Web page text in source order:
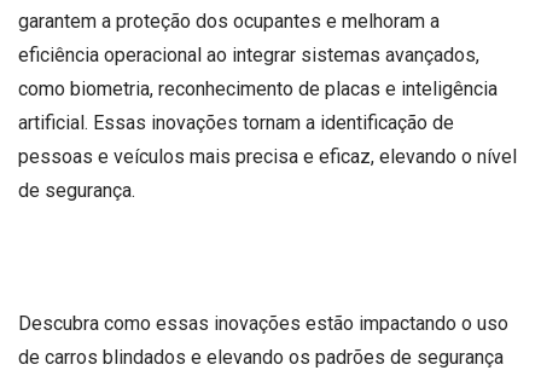
garantem a proteção dos ocupantes e melhoram a
eficiência operacional ao integrar sistemas avançados,
como biometria, reconhecimento de placas e inteligência
artificial. Essas inovações tornam a identificação de
pessoas e veículos mais precisa e eficaz, elevando o nível
de segurança.
Descubra como essas inovações estão impactando o uso
de carros blindados e elevando os padrões de segurança